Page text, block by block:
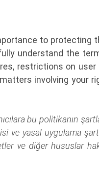
to
understand the
restrictions on
involving your
bu politikanın
ve yasal uygulama
ve diğer